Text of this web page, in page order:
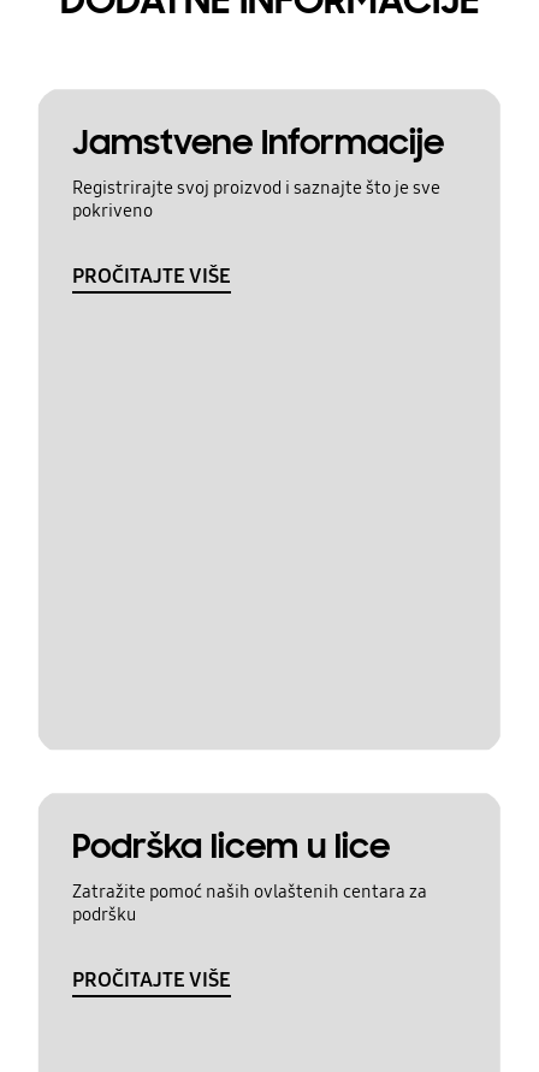
Jamstvene Informacije
Registrirajte svoj proizvod i saznajte što je sve
pokriveno
PROČITAJTE VIŠE
Podrška licem u lice
Zatražite pomoć naših ovlaštenih centara za
podršku
PROČITAJTE VIŠE